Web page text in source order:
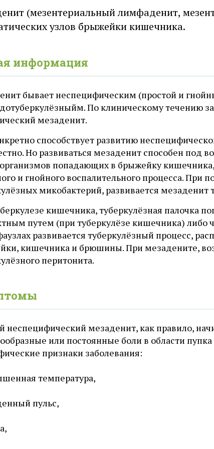
(мезентериальный лимфаденит,
узлов брыжейки кишечника.
информация
бывает неспецифическим (простой и
По клиническому течению
мезаденит.
способствует развитию
Но развиваться мезаденит способен под
попадающих в брыжейку
и гнойного воспалительного процесса.
микобактерий, развивается мезаденит
кишечника, туберкулёзная палочка
путем (при туберкулёзе кишечника) либо
развивается туберкулёзный процесс,
кишечника и брюшины. При мезадените,
перитонита.
неспецифический мезаденит, как правило,
или постоянные боли в области
признаки заболевания:
температура,
пульс,